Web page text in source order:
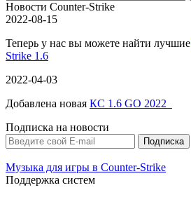
Новости Counter-Strike
2022-08-15
Теперь у нас вы можете найти лучшие
Strike 1.6
2022-04-03
Добавлена новая КС 1.6 GO 2022
Подписка на новости
Музыка для игры в Counter-Strike
Поддержка систем